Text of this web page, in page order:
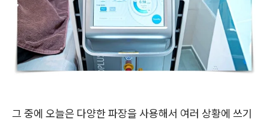
그 중에 오늘은 다양한 파장을 사용해서 여러 상황에 쓰기